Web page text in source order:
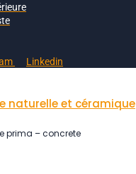
Linkedin
naturelle et céramique
prima – concrete